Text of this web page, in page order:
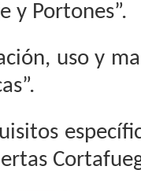
y Portones”.
uso y